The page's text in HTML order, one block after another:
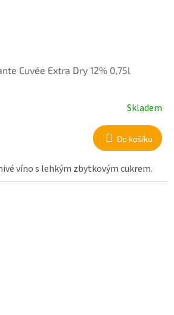
Cuvée Extra Dry 12% 0,75l
Skladem
Do košíku
víno s lehkým zbytkovým cukrem.